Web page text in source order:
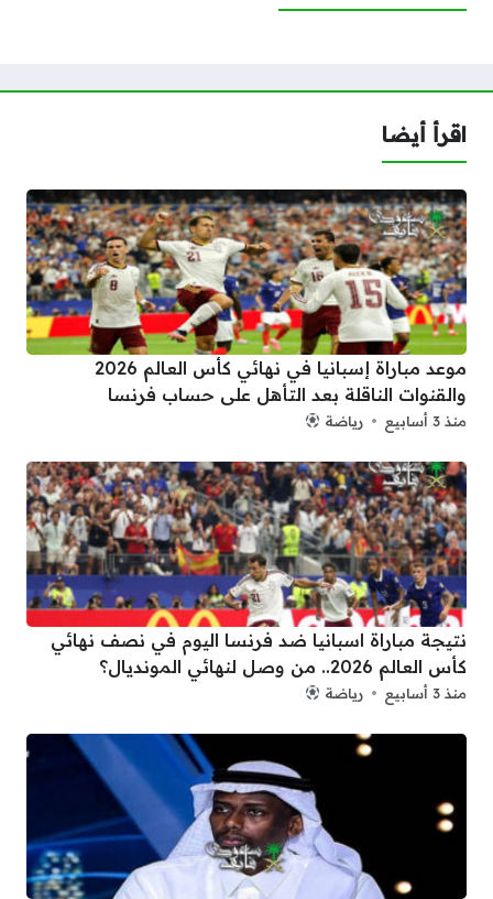
اقرأ أيضا
موعد مباراة إسبانيا في نهائي كأس العالم 2026
والقنوات الناقلة بعد التأهل على حساب فرنسا
منذ 3 أسابيع رياضة
نتيجة مباراة اسبانيا ضد فرنسا اليوم في نصف نهائي
كأس العالم 2026.. من وصل لنهائي المونديال؟
منذ 3 أسابيع رياضة